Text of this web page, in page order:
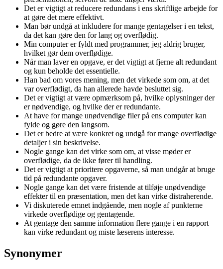
Det er vigtigt at reducere redundans i ens skriftlige arbejde for
at gøre det mere effektivt.
Man bør undgå at inkludere for mange gentagelser i en tekst,
da det kan gøre den for lang og overflødig.
Min computer er fyldt med programmer, jeg aldrig bruger,
hvilket gør dem overflødige.
Når man laver en opgave, er det vigtigt at fjerne alt redundant
og kun beholde det essentielle.
Han bad om vores mening, men det virkede som om, at det
var overflødigt, da han allerede havde besluttet sig.
Det er vigtigt at være opmærksom på, hvilke oplysninger der
er nødvendige, og hvilke der er redundante.
At have for mange unødvendige filer på ens computer kan
fylde og gøre den langsom.
Det er bedre at være konkret og undgå for mange overflødige
detaljer i sin beskrivelse.
Nogle gange kan det virke som om, at visse møder er
overflødige, da de ikke fører til handling.
Det er vigtigt at prioritere opgaverne, så man undgår at bruge
tid på redundante opgaver.
Nogle gange kan det være fristende at tilføje unødvendige
effekter til en præsentation, men det kan virke distraherende.
Vi diskuterede emnet indgående, men nogle af punkterne
virkede overflødige og gentagende.
At gentage den samme information flere gange i en rapport
kan virke redundant og miste læserens interesse.
Synonymer